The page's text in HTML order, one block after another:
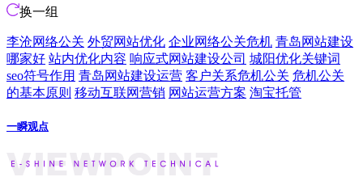
换一组
李沧网络公关 外贸网站优化 企业网络公关危机 青岛网站建设
哪家好 站内优化内容 响应式网站建设公司 城阳优化关键词
seo符号作用 青岛网站建设运营 客户关系危机公关 危机公关
的基本原则 移动互联网营销 网站运营方案 淘宝托管
一瞬观点